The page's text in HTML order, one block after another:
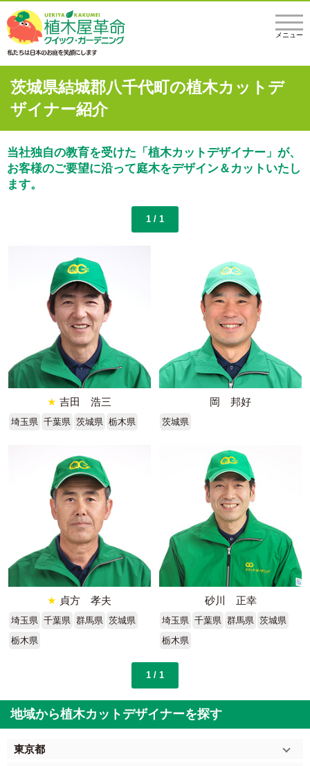
メニュー
茨城県結城郡八千代町の植木カットデ
ザイナー紹介
当社独自の教育を受けた「植木カットデザイナー」が、
お客様のご要望に沿って庭木をデザイン＆カットいたし
ます。
1 / 1
★ 吉田 浩三
埼玉県 千葉県 茨城県 栃木県
岡 邦好
茨城県
★ 貞方 孝夫
埼玉県 千葉県 群馬県 茨城県
栃木県
砂川 正幸
埼玉県 千葉県 群馬県 茨城県
栃木県
1 / 1
地域から植木カットデザイナーを探す
東京都